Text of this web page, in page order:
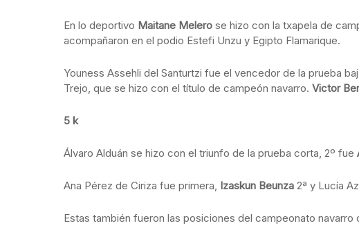
En lo deportivo Maitane Melero se hizo con la txapela de
acompañaron en el podio Estefi Unzu y Egipto Flamarique.
Youness Assehli del Santurtzi fue el vencedor de la prueba
Trejo, que se hizo con el título de campeón navarro. Victor
5 k
Álvaro Alduán se hizo con el triunfo de la prueba corta, 2º fue
Ana Pérez de Ciriza fue primera, Izaskun Beunza 2ª y Lucía
Estas también fueron las posiciones del campeonato navarro